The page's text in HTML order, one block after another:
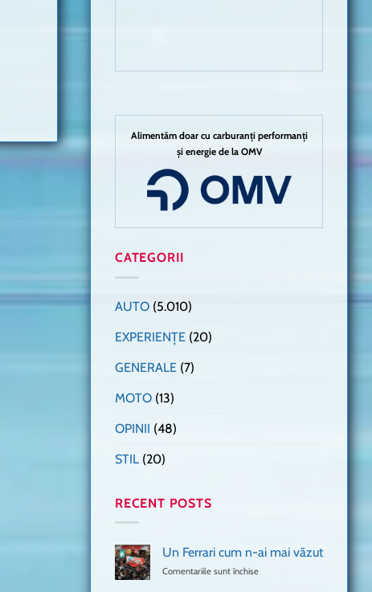
Alimentăm doar cu carburanți performanți
și energie de la OMV
CATEGORII
AUTO (5.010)
EXPERIENȚE (20)
GENERALE (7)
MOTO (13)
OPINII (48)
STIL (20)
RECENT POSTS
Un Ferrari cum n-ai mai văzut
Comentariile sunt închise